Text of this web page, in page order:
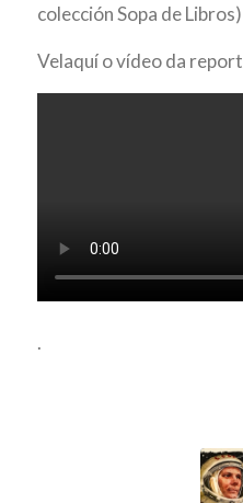
colección Sopa de Libros)
Velaquí o vídeo da
.